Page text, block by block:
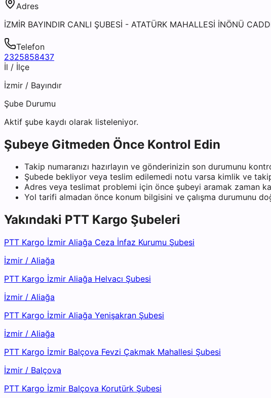
Adres
İZMİR BAYINDIR CANLI ŞUBESİ - ATATÜRK MAHALLESİ İNÖNÜ
Telefon
2325858437
İl / İlçe
İzmir / Bayındır
Şube Durumu
Aktif şube kaydı olarak listeleniyor.
Şubeye Gitmeden Önce Kontrol Edin
Takip numaranızı hazırlayın ve gönderinizin son durumunu
Şubede bekliyor veya teslim edilemedi notu varsa kimlik ve
Adres veya teslimat problemi için önce şubeyi aramak zaman
Yol tarifi almadan önce konum bilgisini ve çalışma durumunu
Yakındaki PTT Kargo Şubeleri
PTT Kargo İzmir Aliağa Ceza İnfaz Kurumu Şubesi
İzmir / Aliağa
PTT Kargo İzmir Aliağa Helvacı Şubesi
İzmir / Aliağa
PTT Kargo İzmir Aliağa Yenişakran Şubesi
İzmir / Aliağa
PTT Kargo İzmir Balçova Fevzi Çakmak Mahallesi Şubesi
İzmir / Balçova
PTT Kargo İzmir Balçova Korutürk Şubesi